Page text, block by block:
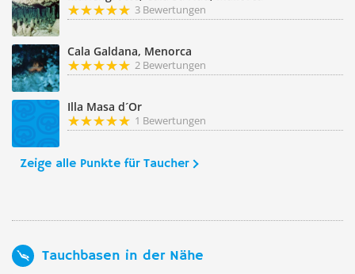
3 Bewertungen
Cala Galdana, Menorca
2 Bewertungen
Illa Masa d´Or
1 Bewertungen
Zeige alle Punkte für Taucher
Tauchbasen in der Nähe